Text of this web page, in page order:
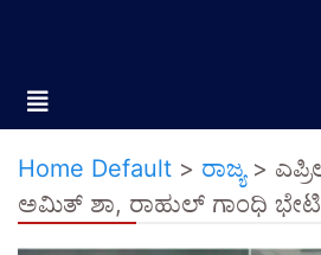
Home Default > ರಾಜ್ಯ>
ಅಮಿತ್ ಶಾ, ರಾಹುಲ್ ಗಾಂಧಿ